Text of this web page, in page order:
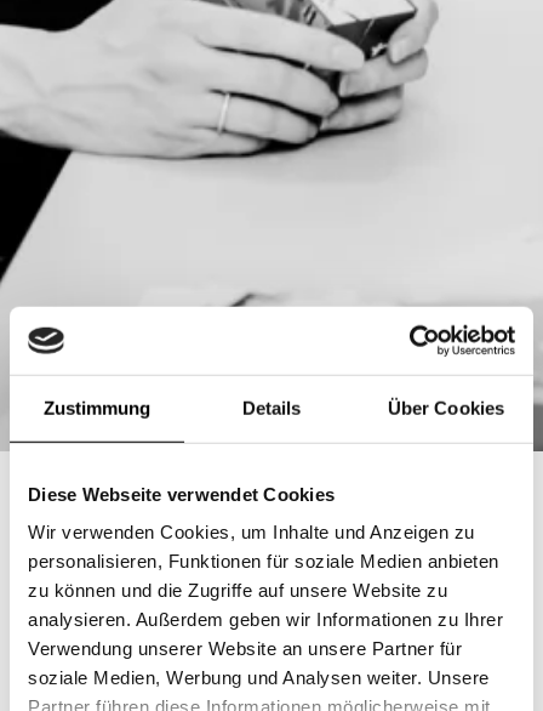
Zustimmung Details Über Cookies
Diese Webseite verwendet Cookies
Wir verwenden Cookies, um Inhalte und Anzeigen zu
personalisieren, Funktionen für soziale Medien anbieten
zu können und die Zugriffe auf unsere Website zu
analysieren. Außerdem geben wir Informationen zu Ihrer
Verwendung unserer Website an unsere Partner für
soziale Medien, Werbung und Analysen weiter. Unsere
Partner führen diese Informationen möglicherweise mit
Sie schätzen gute Beratung
und starke Produkte im
Bereich Arbeitskleidung,